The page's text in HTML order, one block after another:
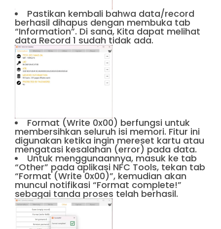
Pastikan kembali bahwa data/record
berhasil dihapus dengan membuka tab
“Information”. Di sana, Kita dapat melihat
data Record 1 sudah tidak ada.
Format (Write 0x00) berfungsi untuk
membersihkan seluruh isi memori. Fitur ini
digunakan ketika ingin mereset kartu atau
mengatasi kesalahan (error) pada data.
Untuk menggunaannya, masuk ke tab
“Other” pada aplikasi NFC Tools, tekan tab
“Format (Write 0x00)”, kemudian akan
muncul notifikasi “Format complete!”
sebagai tanda proses telah berhasil.